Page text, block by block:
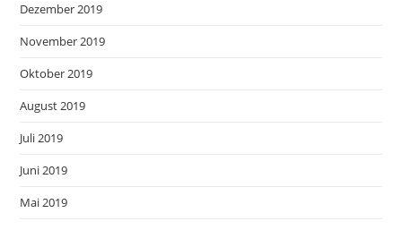
Dezember 2019
November 2019
Oktober 2019
August 2019
Juli 2019
Juni 2019
Mai 2019